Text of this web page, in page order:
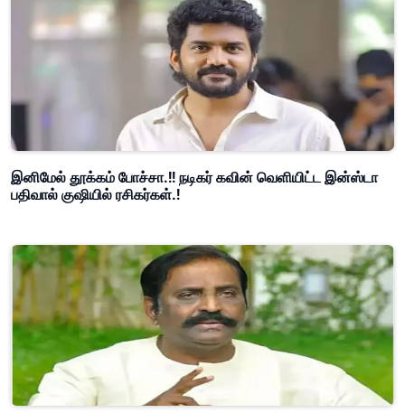
இனிமேல் தூக்கம் போச்சா.!! நடிகர் கவின் வெளியிட்ட இன்ஸ்டா
பதிவால் குஷியில் ரசிகர்கள்.!